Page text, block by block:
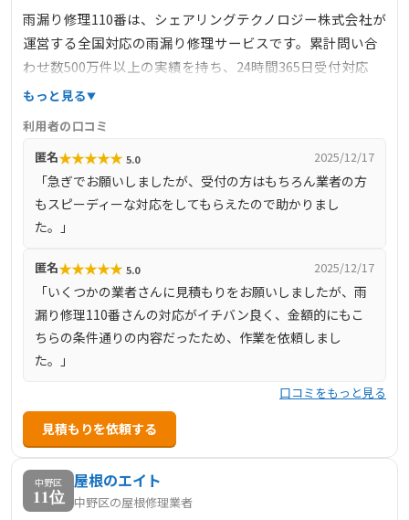
雨漏り修理110番は、シェアリングテクノロジー株式会社が
運営する全国対応の雨漏り修理サービスです。累計問い合
わせ数500万件以上の実績を持ち、24時間365日受付対応
で、緊急の雨漏りトラブルにも迅速に対応します。料金は
ど、部分修理から大規模な修繕まで幅広く対応していま
す。見積もり後の追加料金は不要で、安心して依頼できる
点も特徴です。
もっと見る
利用者の口コミ
匿名★★★★★ 5.0 2025/12/17
「急ぎでお願いしましたが、受付の方はもちろん業者の方
もスピーディーな対応をしてもらえたので助かりまし
た。」
匿名★★★★★ 5.0 2025/12/17
「いくつかの業者さんに見積もりをお願いしましたが、雨
漏り修理110番さんの対応がイチバン良く、金額的にもこ
ちらの条件通りの内容だったため、作業を依頼しまし
た。」
口コミをもっと見る
見積もりを依頼する
中野区
11位
屋根のエイト
中野区の屋根修理業者